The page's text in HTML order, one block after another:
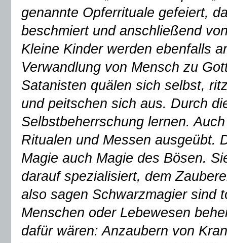
genannte Opferrituale gefeiert,
beschmiert und anschließend
Kleine Kinder werden ebenfalls
Verwandlung von Mensch zu
Satanisten quälen sich selbst,
und peitschen sich aus. Durch
Selbstbeherrschung lernen.
Ritualen und Messen ausgeübt.
Magie auch Magie des Bösen.
darauf spezialisiert, dem
also sagen Schwarzmagier sind
Menschen oder Lebewesen
dafür wären: Anzaubern von